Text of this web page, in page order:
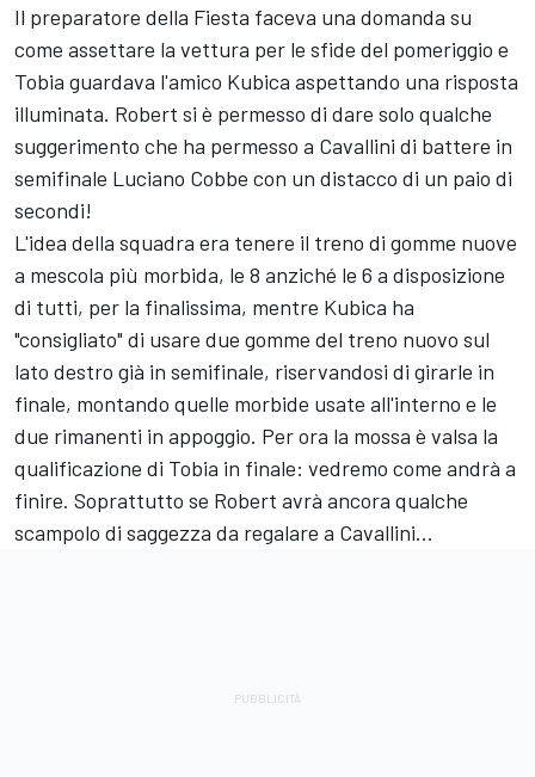
Il preparatore della Fiesta faceva una domanda su
come assettare la vettura per le sfide del pomeriggio e
Tobia guardava l'amico Kubica aspettando una risposta
illuminata. Robert si è permesso di dare solo qualche
suggerimento che ha permesso a Cavallini di battere in
semifinale Luciano Cobbe con un distacco di un paio di
secondi!
L'idea della squadra era tenere il treno di gomme nuove
a mescola più morbida, le 8 anziché le 6 a disposizione
di tutti, per la finalissima, mentre Kubica ha
"consigliato" di usare due gomme del treno nuovo sul
lato destro già in semifinale, riservandosi di girarle in
finale, montando quelle morbide usate all'interno e le
due rimanenti in appoggio. Per ora la mossa è valsa la
qualificazione di Tobia in finale: vedremo come andrà a
finire. Soprattutto se Robert avrà ancora qualche
scampolo di saggezza da regalare a Cavallini...